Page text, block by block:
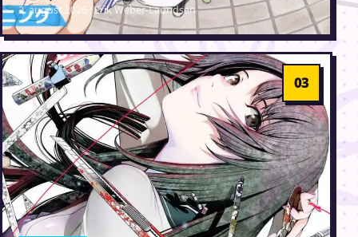
2. august 2026 · Erik Weber-Lauridsen